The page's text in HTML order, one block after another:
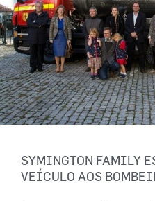
SYMINGTON FAMILY
VEÍCULO AOS